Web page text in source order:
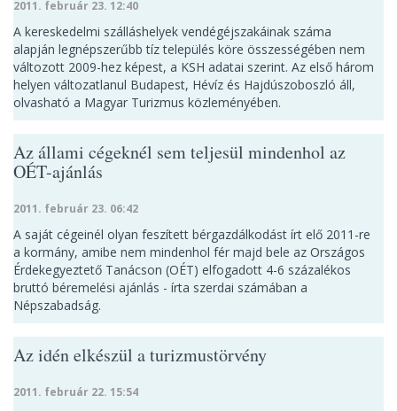
2011. február 23. 12:40
A kereskedelmi szálláshelyek vendégéjszakáinak száma
alapján legnépszerűbb tíz település köre összességében nem
változott 2009-hez képest, a KSH adatai szerint. Az első három
helyen változatlanul Budapest, Hévíz és Hajdúszoboszló áll,
olvasható a Magyar Turizmus közleményében.
Az állami cégeknél sem teljesül mindenhol az
OÉT-ajánlás
2011. február 23. 06:42
A saját cégeinél olyan feszített bérgazdálkodást írt elő 2011-re
a kormány, amibe nem mindenhol fér majd bele az Országos
Érdekegyeztető Tanácson (OÉT) elfogadott 4-6 százalékos
bruttó béremelési ajánlás - írta szerdai számában a
Népszabadság.
Az idén elkészül a turizmustörvény
2011. február 22. 15:54